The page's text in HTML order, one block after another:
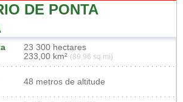
DE PONTA
23 300 hectares
233,00 km² (89,96 sq mi)
48 metros de altitude